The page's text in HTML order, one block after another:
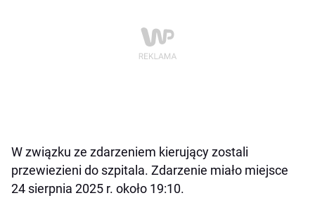
W związku ze zdarzeniem kierujący zostali
przewiezieni do szpitala. Zdarzenie miało miejsce
24 sierpnia 2025 r. około 19:10.